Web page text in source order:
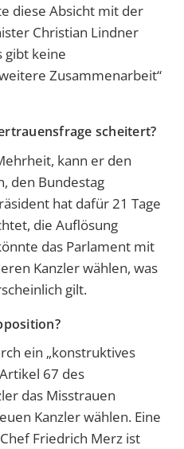
diese Absicht mit der
Christian Lindner
gibt keine
Zusammenarbeit“
scheitert?
kann er den
den Bundestag
hat dafür 21 Tage
die Auflösung
das Parlament mit
Kanzler wählen, was
gilt.
ein „konstruktives
67 des
das Misstrauen
Kanzler wählen. Eine
Friedrich Merz ist